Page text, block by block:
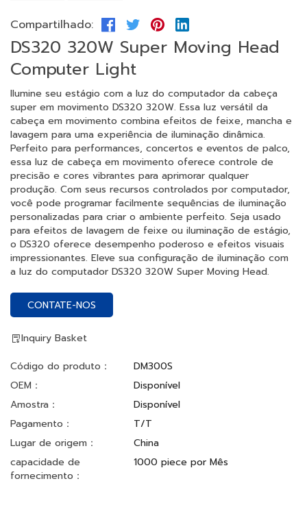
Compartilhado:
DS320 320W Super Moving Head
Computer Light
Ilumine seu estágio com a luz do computador da cabeça
super em movimento DS320 320W. Essa luz versátil da
cabeça em movimento combina efeitos de feixe, mancha e
lavagem para uma experiência de iluminação dinâmica.
Perfeito para performances, concertos e eventos de palco,
essa luz de cabeça em movimento oferece controle de
precisão e cores vibrantes para aprimorar qualquer
produção. Com seus recursos controlados por computador,
você pode programar facilmente sequências de iluminação
personalizadas para criar o ambiente perfeito. Seja usado
para efeitos de lavagem de feixe ou iluminação de estágio,
o DS320 oferece desempenho poderoso e efeitos visuais
impressionantes. Eleve sua configuração de iluminação com
a luz do computador DS320 320W Super Moving Head.
CONTATE-NOS
Inquiry Basket
Código do produto：
DM300S
OEM：
Disponível
Amostra：
Disponível
Pagamento：
T/T
Lugar de origem：
China
capacidade de
fornecimento：
1000 piece por Mês